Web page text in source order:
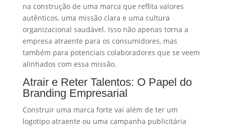
na construção de uma marca que reflita valores
autênticos, uma missão clara e uma cultura
organizacional saudável. Isso não apenas torna a
empresa atraente para os consumidores, mas
também para potenciais colaboradores que se veem
alinhados com essa missão.
Atrair e Reter Talentos: O Papel do
Branding Empresarial
Construir uma marca forte vai além de ter um
logotipo atraente ou uma campanha publicitária